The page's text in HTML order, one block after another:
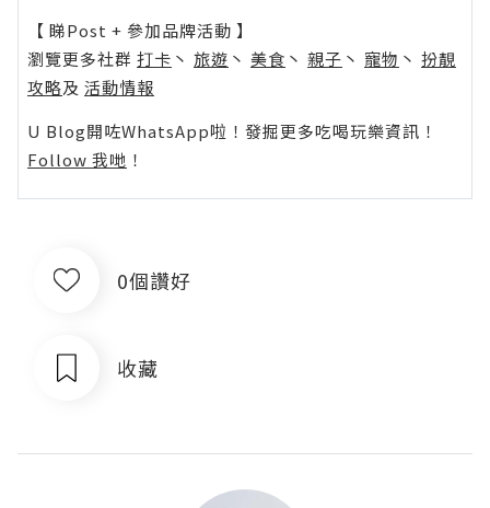
【 睇Post + 參加品牌活動 】
瀏覽更多社群 打卡 丶 旅遊 丶 美食 丶 親子 丶 寵物 丶 扮靚
攻略及 活動情報
U Blog開咗WhatsApp啦！發掘更多吃喝玩樂資訊！
Follow 我哋 ！
0個讚好
收藏